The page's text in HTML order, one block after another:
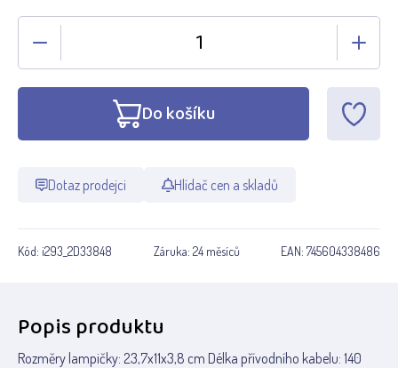
Do košíku
Dotaz prodejci Hlídač cen a skladů
Kód: i293_2D33848 Záruka: 24 měsíců EAN: 745604338486
Popis produktu
Rozměry lampičky: 23,7x11x3,8 cm Délka přívodního kabelu: 140